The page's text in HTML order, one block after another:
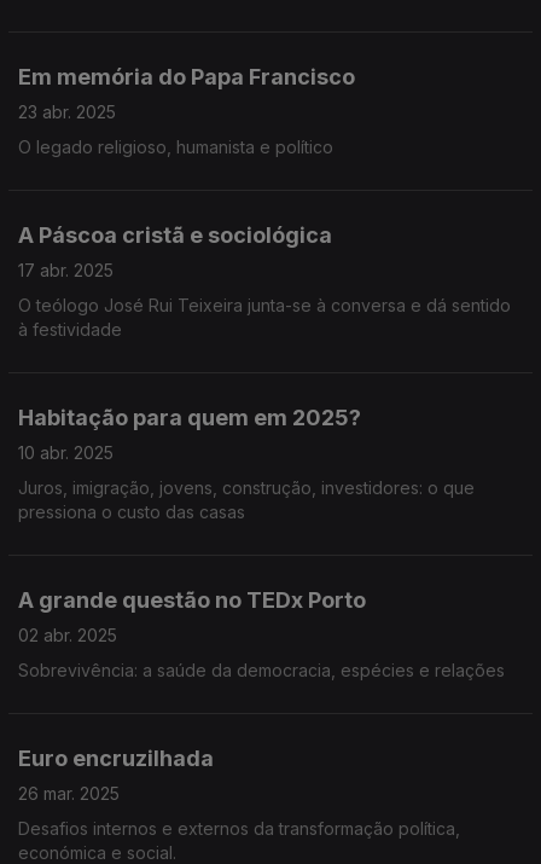
Em memória do Papa Francisco
23 abr. 2025
O legado religioso, humanista e político
A Páscoa cristã e sociológica
17 abr. 2025
O teólogo José Rui Teixeira junta-se à conversa e dá sentido
à festividade
Habitação para quem em 2025?
10 abr. 2025
Juros, imigração, jovens, construção, investidores: o que
pressiona o custo das casas
A grande questão no TEDx Porto
02 abr. 2025
Sobrevivência: a saúde da democracia, espécies e relações
Euro encruzilhada
26 mar. 2025
Desafios internos e externos da transformação política,
económica e social.